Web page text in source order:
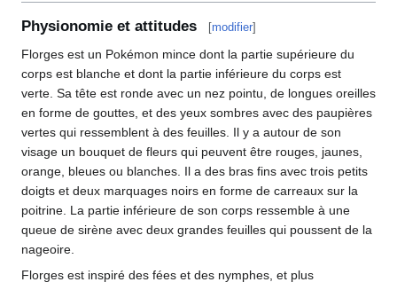
Physionomie et attitudes [modifier]
Florges est un Pokémon mince dont la partie supérieure du
corps est blanche et dont la partie inférieure du corps est
verte. Sa tête est ronde avec un nez pointu, de longues oreilles
en forme de gouttes, et des yeux sombres avec des paupières
vertes qui ressemblent à des feuilles. Il y a autour de son
visage un bouquet de fleurs qui peuvent être rouges, jaunes,
orange, bleues ou blanches. Il a des bras fins avec trois petits
doigts et deux marquages noirs en forme de carreaux sur la
poitrine. La partie inférieure de son corps ressemble à une
queue de sirène avec deux grandes feuilles qui poussent de la
nageoire.
Florges est inspiré des fées et des nymphes, et plus